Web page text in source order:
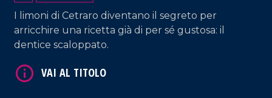
I limoni di Cetraro diventano il segreto per
arricchire una ricetta già di per sé gustosa: il
dentice scaloppato.
VAI AL TITOLO